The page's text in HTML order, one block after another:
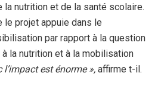
nutrition et de la santé scolaire.
le projet appuie dans le
par rapport à la question
la nutrition et à la mobilisation
l’impact est énorme », affirme t-il.